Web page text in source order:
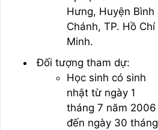
Hưng, Huyện Bình
Chánh, TP. Hồ Chí
Minh.
Đối tượng tham dự:
Học sinh có sinh
nhật từ ngày 1
tháng 7 năm 2006
đến ngày 30 tháng